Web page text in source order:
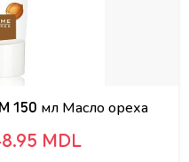
150 мл Масло ореха
MDL